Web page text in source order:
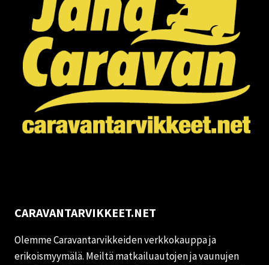
CARAVANTARVIKKEET.NET
Olemme Caravantarvikkeiden verkkokauppa ja
erikoismyymälä. Meiltä matkailuautojen ja vaunujen